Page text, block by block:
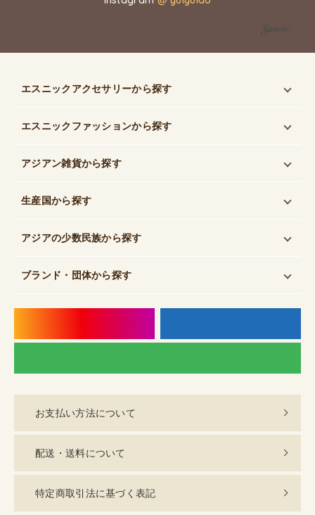
エスニックアクセサリーから探す
エスニックファッションから探す
アジアン雑貨から探す
生産国から探す
アジアの少数民族から探す
ブランド・団体から探す
お支払い方法について
配送・送料について
特定商取引法に基づく表記